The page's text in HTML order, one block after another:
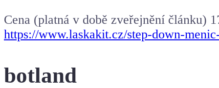
Cena (platná v době zveřejnění článku)
https://www.laskakit.cz/step-down-
botland